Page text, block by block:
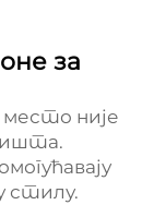
за
није
стилу.